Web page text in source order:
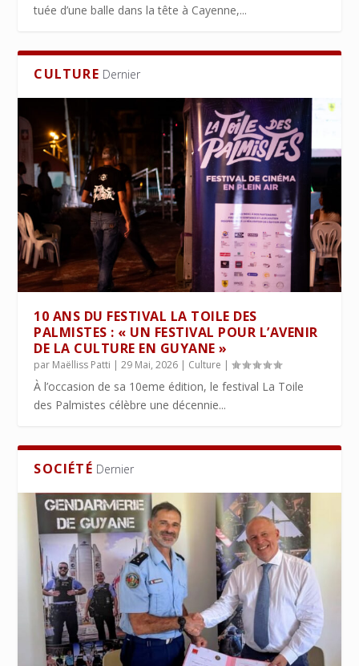
tuée d’une balle dans la tête à Cayenne,...
CULTURE Dernier
10 ANS DU FESTIVAL LA TOILE DES
PALMISTES : « UN FESTIVAL POUR L’AVENIR
DE LA CULTURE EN GUYANE »
par Maëlliss Patti |29 Mai, 2026 | Culture |
À l’occasion de sa 10eme édition, le festival La Toile
des Palmistes célèbre une décennie...
SOCIÉTÉ Dernier